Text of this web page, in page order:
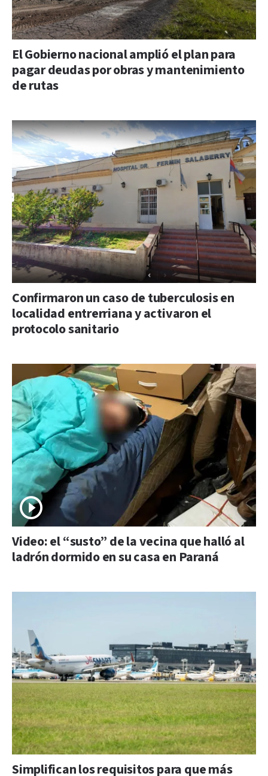
El Gobierno nacional amplió el plan para
pagar deudas por obras y mantenimiento
de rutas
Confirmaron un caso de tuberculosis en
localidad entrerriana y activaron el
protocolo sanitario
Video: el “susto” de la vecina que halló al
ladrón dormido en su casa en Paraná
Simplifican los requisitos para que más